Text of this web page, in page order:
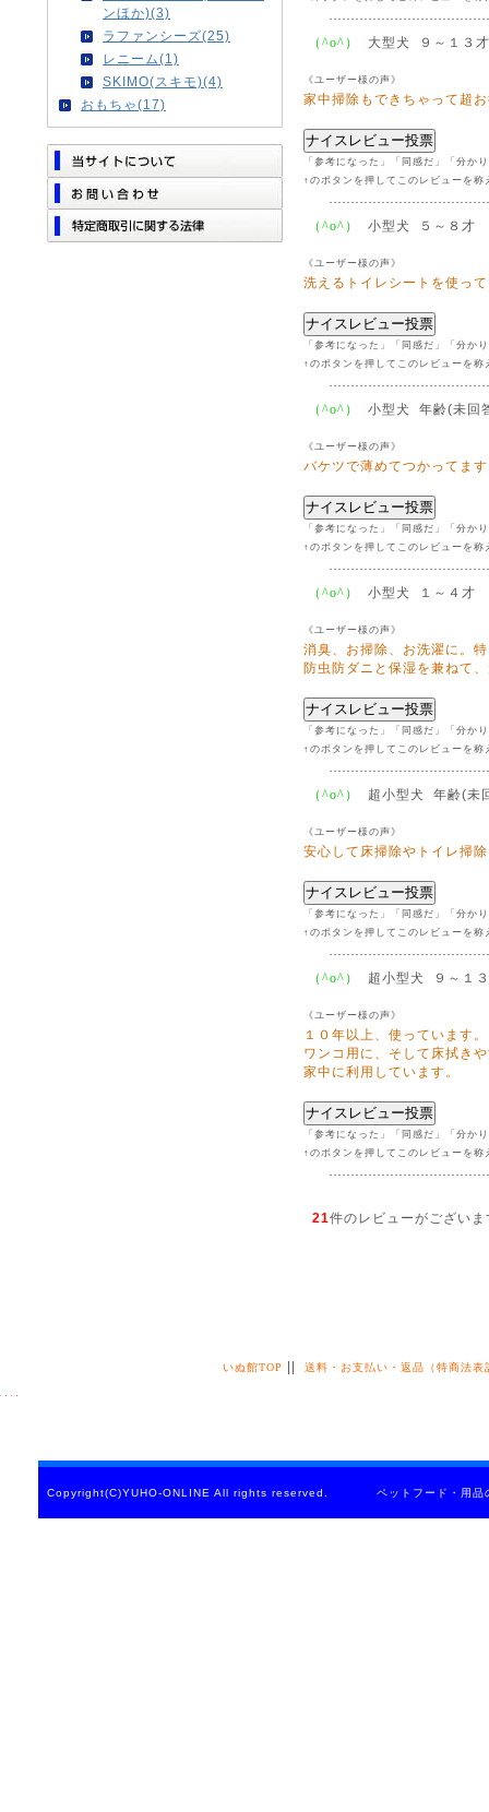
ンほか)(3)
ラファンシーズ(25)
レニーム(1)
SKIMO(スキモ)(4)
おもちゃ(17)
（^o^） 大型犬 ９～１３才
《ユーザー様の声》
家中掃除もできちゃって超
「参考になった」「同感だ」「分か
↑のボタンを押してこのレビューを称
（^o^） 小型犬 ５～８才
《ユーザー様の声》
洗えるトイレシートを使っ
「参考になった」「同感だ」「分か
↑のボタンを押してこのレビューを称
（^o^） 小型犬 年齢(未回
《ユーザー様の声》
バケツで薄めてつかってます
「参考になった」「同感だ」「分か
↑のボタンを押してこのレビューを称
（^o^） 小型犬 １～４才
《ユーザー様の声》
消臭、お掃除、お洗濯に。
防虫防ダニと保湿を兼ねて
「参考になった」「同感だ」「分か
↑のボタンを押してこのレビューを称
（^o^） 超小型犬 年齢(未
《ユーザー様の声》
安心して床掃除やトイレ掃
「参考になった」「同感だ」「分か
↑のボタンを押してこのレビューを称
（^o^） 超小型犬 ９～１
《ユーザー様の声》
１０年以上、使っています。
ワンコ用に、そして床拭き
家中に利用しています。
「参考になった」「同感だ」「分か
↑のボタンを押してこのレビューを称
21 件のレビューがございま
いぬ館TOP 送料・お支払い・返品（特商法表
Copyright(C)YUHO-ONLINE All rights reserved. ペットフード・用品